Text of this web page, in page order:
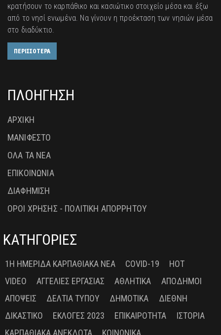
κρατήσουν το καρπάθικο και κασιώτικο στοιχείο μέσα και έξω
από το νησί ενωμένα. Να γίνουν η προέκταση των νησιών μέσα
στο διαδύκτιο.
ΠΕΡΙΣΣΟΤΕΡΑ
ΠΛΟΗΓΗΣΗ
ΑΡΧΙΚΗ
ΜΑΝΙΦΕΣΤΟ
ΟΛΑ ΤΑ ΝΕΑ
ΕΠΙΚΟΙΝΩΝΙΑ
ΔΙΑΦΗΜΙΣΗ
ΟΡΟΙ ΧΡΗΣΗΣ - ΠΟΛΙΤΙΚΗ ΑΠΟΡΡΗΤΟΥ
ΚΑΤΗΓΟΡΙΕΣ
1Η ΗΜΕΡΊΔΑ ΚΑΡΠΑΘΙΑΚΆ ΝΈΑ COVID-19
HOT
VIDEO
ΑΓΓΕΛΊΕΣ ΕΡΓΑΣΊΑΣ ΑΘΛΗΤΙΚΆ
ΑΠΌΔΗΜΟΙ
ΑΠΌΨΕΙΣ
ΔΕΛΤΊΑ ΤΎΠΟΥ ΔΗΜΟΤΙΚΆ
ΔΙΕΘΝΉ
ΔΙΚΑΣΤΙΚΌ
ΕΚΛΟΓΈΣ 2023 ΕΠΙΚΑΙΡΌΤΗΤΑ
ΙΣΤΟΡΊΑ
ΚΑΡΠΑΘΙΑΚΆ ΑΝΈΚΔΟΤΑ
ΚΟΙΝΩΝΙΚΆ